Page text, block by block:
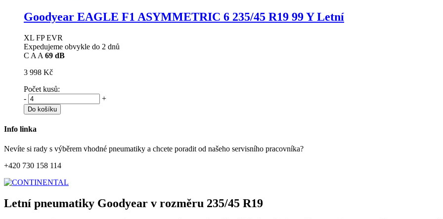
Goodyear EAGLE F1 ASYMMETRIC 6 235/45 R19 99 Y Letní
XL FP EVR
Expedujeme obvykle do 2 dnů
C A A 69 dB
3 998 Kč
Počet kusů:
-
+
Do košíku
Info linka
Nevíte si rady s výběrem vhodné pneumatiky a chcete poradit od našeho servisního pracovníka?
+420 730 158 114
Letní pneumatiky Goodyear v rozměru 235/45 R19